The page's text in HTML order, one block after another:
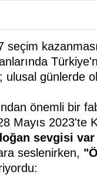
seçim
günlerde
önemli bir
Mayıs 2023'te
sevgisi var
seslenirken,